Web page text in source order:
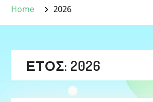
Home 2026
ΈΤΟΣ: 2026